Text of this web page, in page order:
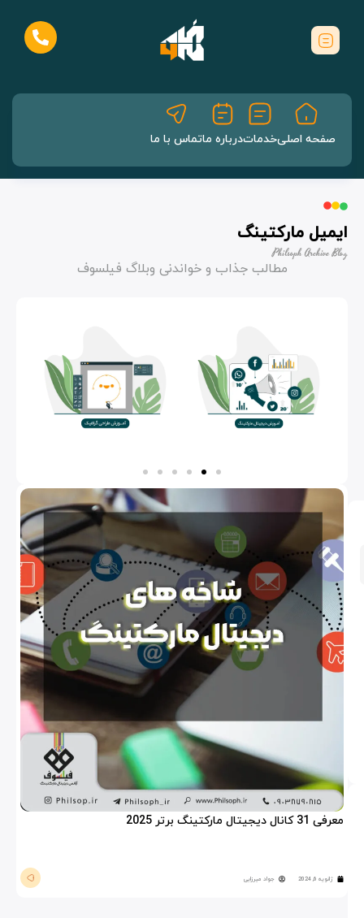
صفحه اصلیخدماتدرباره ماتماس با ما
ایمیل مارکتینگ
Philsoph Archive Blog
مطالب جذاب و خواندنی وبلاگ فیلسوف
معرفی 31 کانال دیجیتال مارکتینگ برتر 2025
ژانویه 6, 2024 جواد میرزایی